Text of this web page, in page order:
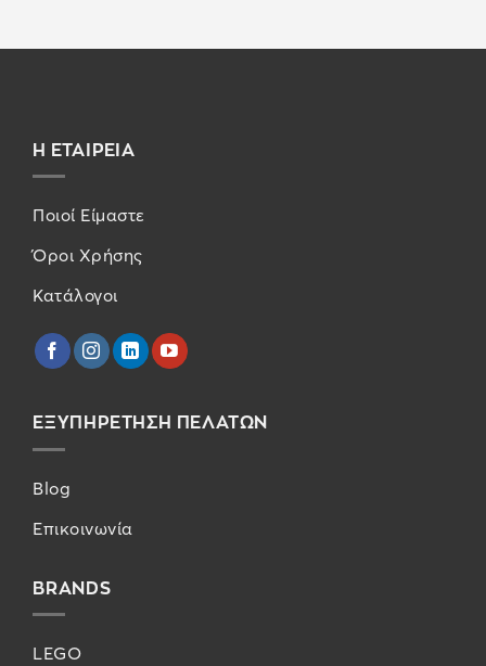
Η ΕΤΑΙΡΕΙΑ
Ποιοί Είμαστε
Όροι Χρήσης
Κατάλογοι
ΕΞΥΠΗΡΕΤΗΣΗ ΠΕΛΑΤΩΝ
Blog
Επικοινωνία
BRANDS
LEGO